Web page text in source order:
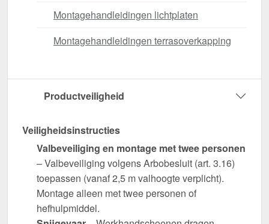
Montagehandleidingen lichtplaten
Montagehandleidingen terrasoverkapping
Productveiligheid
Veiligheidsinstructies
Valbeveiliging en montage met twee personen
– Valbeveiliging volgens Arbobesluit (art. 3.16)
toepassen (vanaf 2,5 m valhoogte verplicht).
Montage alleen met twee personen of
hefhulpmiddel.